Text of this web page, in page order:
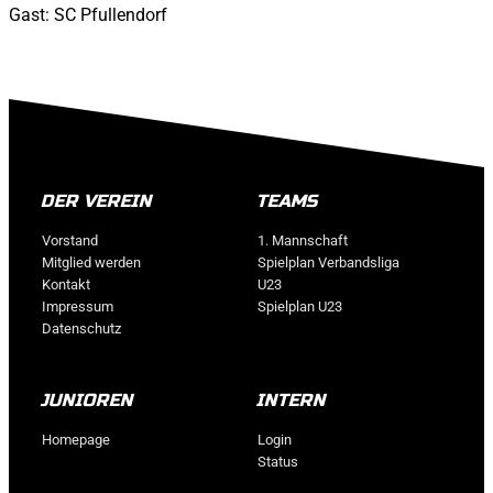
Gast: SC Pfullendorf
DER VEREIN
Vorstand
Mitglied werden
Kontakt
Impressum
Datenschutz
TEAMS
1. Mannschaft
Spielplan Verbandsliga
U23
Spielplan U23
JUNIOREN
Homepage
INTERN
Login
Status